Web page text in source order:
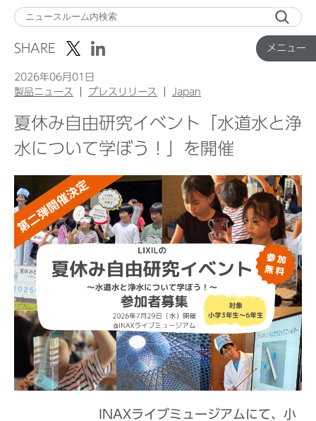
メニュー
ニ
ュ
Top
国内製品ニュース
グローバル製品ニュース
IR ニュース
Before 2020
SHARE
2026年06月01日
製品ニュース
プレスリリース Japan
夏休み自由研究イベント「水道水と浄
水について学ぼう！」を開催
INAXライブミュージアムにて、小